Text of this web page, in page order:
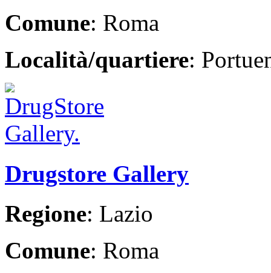
Comune: Roma
Località/quartiere:
Drugstore Gallery
Regione: Lazio
Comune: Roma